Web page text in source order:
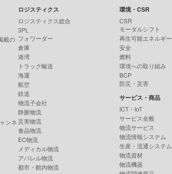
載の
ンネ
ロジスティクス
ロジスティクス総合
3PL
フォワーダー
倉庫
港湾
トラック輸送
海運
航空
鉄道
物流子会社
静脈物流
災害物流
食品物流
EC物流
メディカル物流
アパレル物流
都市・館内物流
環境・CSR
CSR
モーダルシフト
再生可能エネルギー
安全
燃料
環境への取り組み
BCP
防災・災害
サービス・商品
ICT・IoT
サービス全般
物流サービス
物流情報システム
生産・流通システム
物流資材
物流機器